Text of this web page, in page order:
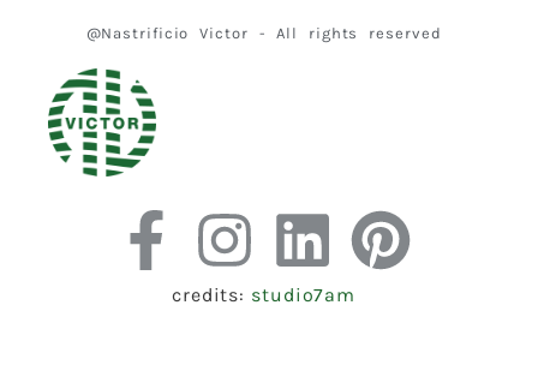
@Nastrificio Victor - All rights reserved
credits: studio7am